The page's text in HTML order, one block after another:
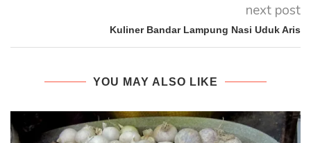
next post
Kuliner Bandar Lampung Nasi Uduk Aris
YOU MAY ALSO LIKE